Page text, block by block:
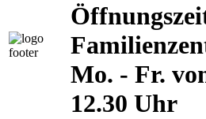
Mo. - Fr.
12.30 Uhr